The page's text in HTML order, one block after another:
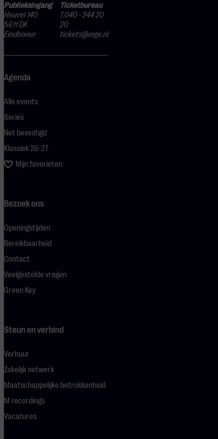
Publieksingang
Heuvel 140
5611 DK
Eindhoven
Ticketbureau
T.040 - 244 20
20
tickets@mge.nl
Agenda
Alle events
Series
Net bevestigd
Klassiek 26-27
Mijn favorieten
Bezoek ons
Openingstijden
Bereikbaarheid
Contact
Veelgestelde vragen
Green Key
Steun en verbind
Verhuur
Zakelijk netwerk
Maatschappelijke betrokkenheid
M recordings
Vacatures